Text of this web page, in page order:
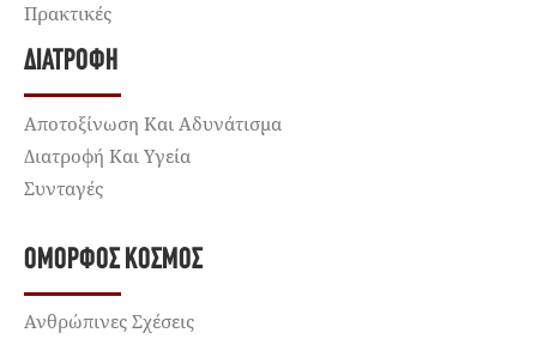
Πρακτικές
ΔΙΑΤΡΟΦΉ
Αποτοξίνωση Και Αδυνάτισμα
Διατροφή Και Υγεία
Συνταγές
ΌΜΟΡΦΟΣ ΚΌΣΜΟΣ
Ανθρώπινες Σχέσεις